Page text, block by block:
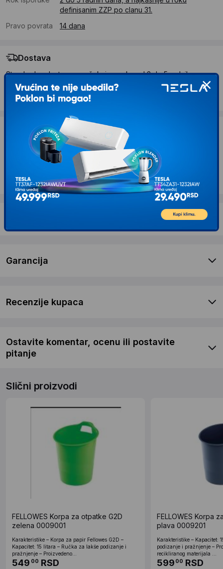
definisanim ZZP po clanu 31.
Pravo povrata
14 dana
Dostava
Standardna dostava se očekuje u roku od 2 do 5 radnih
dana
Troskovi dostave 490 RSD
Želite li ponudu za firmu?
Kontaktirajte nas
Opis proizvoda CURVER Kanta 40l deco bin
Garancija
Recenzije kupaca
Ostavite komentar, ocenu ili postavite
pitanje
Slični proizvodi
FELLOWES Korpa za otpatke G2D
zelena 0009001
Karakteristike – Korpa za papir Fellowes G2D –
Kapacitet: 15 litara – Ručka za lakše podizanje i
pražnjenje – Proizvedeno...
549 00 RSD
FELLOWES Korpa
plava 0009201
Karakteristike – Kapacitet:
podizanje i pražnjenje –
recikliranog materijala ...
599 00 RSD